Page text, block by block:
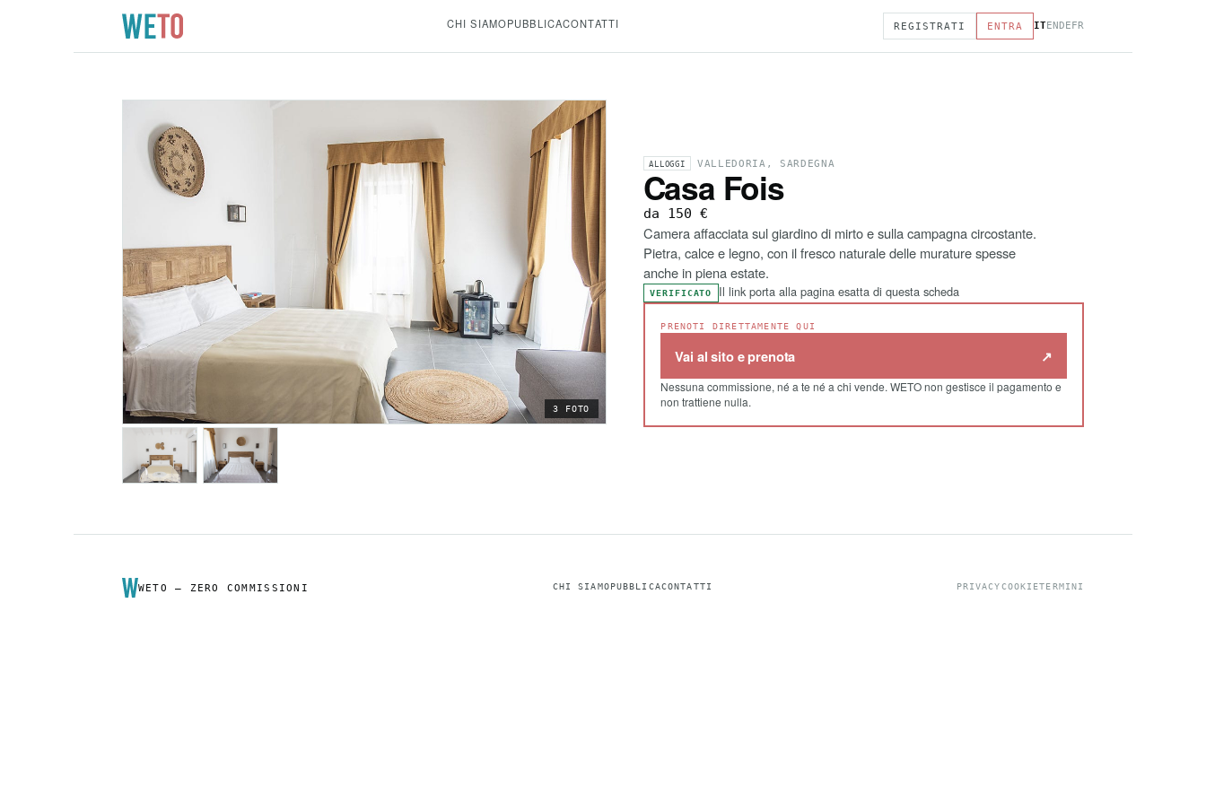
CHI SIAMOPUBBLICACONTATTI REGISTRATI ENTRA ITEN DE FR
3 FOTO
ALLOGGI VALLEDORIA, SARDEGNA
Casa Fois
da 150 €
Camera affacciata sul giardino di mirto e sulla campagna circostante.
Pietra, calce e legno, con il fresco naturale delle murature spesse
anche in piena estate.
VERIFICATO Il link porta alla pagina esatta di questa scheda
PRENOTI DIRETTAMENTE QUI
Vai al sito e prenota ↗
Nessuna commissione, né a te né a chi vende. WETO non gestisce il pagamento e
non trattiene nulla.
WETO — ZERO COMMISSIONI CHI SIAMOPUBBLICACONTATTI PRIVACYCOOKIETERMINI